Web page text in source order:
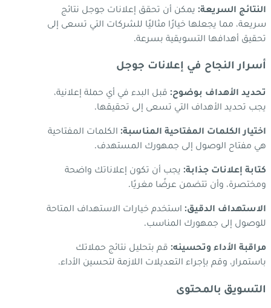
النتائج السريعة: يمكن أن تحقق إعلانات جوجل نتائج
سريعة، مما يجعلها خيارًا مثاليًا للشركات التي تسعى إلى
تحقيق أهدافها التسويقية بسرعة.
أسرار النجاح في إعلانات جوجل
تحديد الأهداف بوضوح: قبل البدء في أي حملة إعلانية،
يجب تحديد الأهداف التي تسعى إلى تحقيقها.
اختيار الكلمات المفتاحية المناسبة: الكلمات المفتاحية
هي مفتاح الوصول إلى جمهورك المستهدف.
كتابة إعلانات جذابة: يجب أن تكون إعلاناتك واضحة
ومختصرة، وأن تتضمن عرضًا مغريًا.
الاستهداف الدقيق: استخدم خيارات الاستهداف المتاحة
للوصول إلى جمهورك المناسب.
مراقبة الأداء وتحسينه: قم بتحليل نتائج حملاتك
باستمرار، وقم بإجراء التعديلات اللازمة لتحسين الأداء.
التسويق بالمحتوى